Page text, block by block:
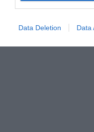
Data Deletion Data
naponta fogyasztanak